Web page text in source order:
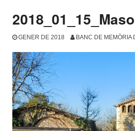
GENER DE 2018 BANC DE MEMÒRIA